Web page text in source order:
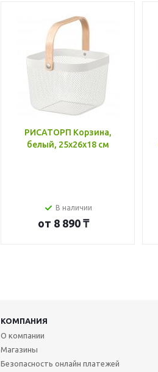
РИСАТОРП Корзина,
белый, 25x26x18 см
В наличии
от 8 890 ₸
КОМПАНИЯ
О компании
Магазины
Безопасность онлайн платежей